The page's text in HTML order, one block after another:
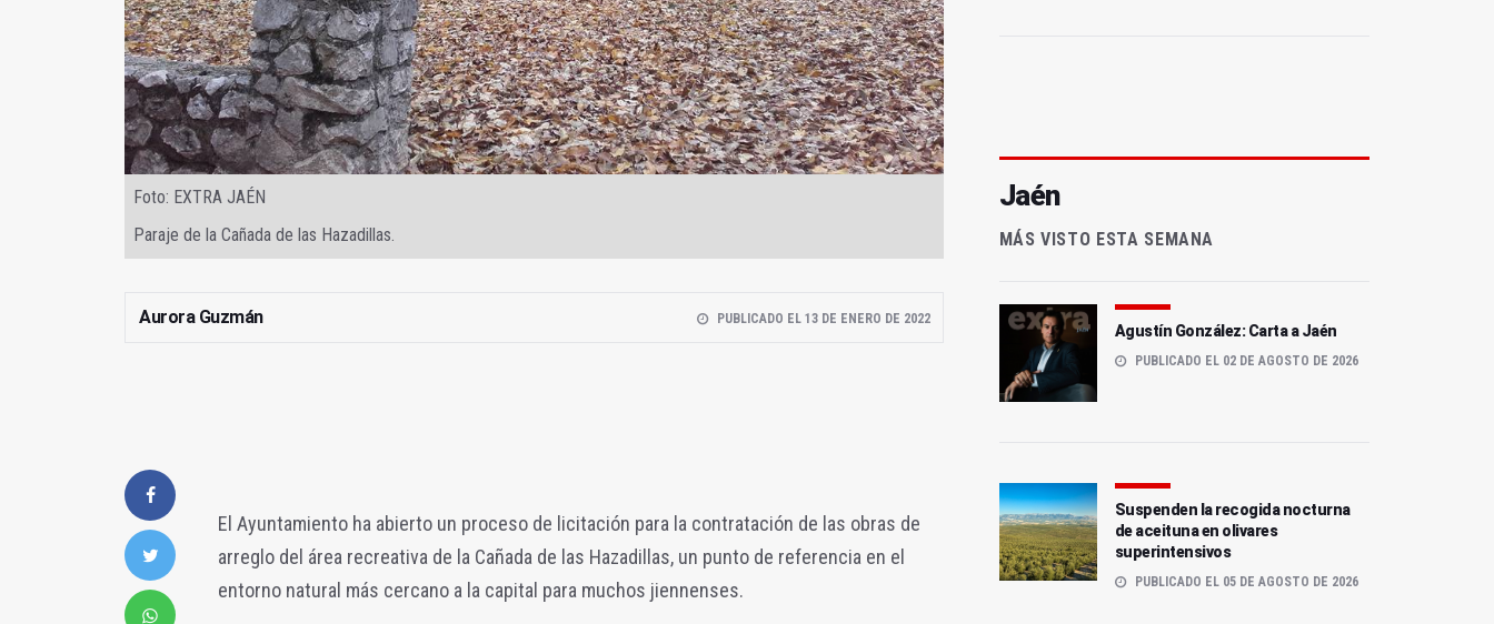
Foto: EXTRA JAÉN
Paraje de la Cañada de las Hazadillas.
Aurora Guzmán PUBLICADO EL 13 DE ENERO DE 2022
El Ayuntamiento ha abierto un proceso de licitación para la contratación de las obras de
arreglo del área recreativa de la Cañada de las Hazadillas, un punto de referencia en el
entorno natural más cercano a la capital para muchos jiennenses.
Jaén
MÁS VISTO ESTA SEMANA
Agustín González: Carta a Jaén
PUBLICADO EL 02 DE AGOSTO DE 2026
Suspenden la recogida nocturna
de aceituna en olivares
superintensivos
PUBLICADO EL 05 DE AGOSTO DE 2026